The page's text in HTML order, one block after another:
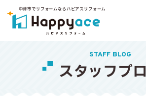
中津市でリフォームならハピアスリフォーム
STAFF BLOG
スタッフブ